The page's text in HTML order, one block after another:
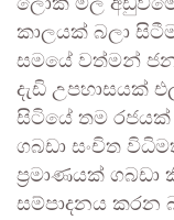
ලෝක මිල අඩුවීමේ
කාලයක් බලා
සමයේ වත්මන්
දැඩි උපහාසයක්
සිටියේ තම
ගබඩා සංචිත
ප්‍රමාණයක්
සම්පාදනය කරන